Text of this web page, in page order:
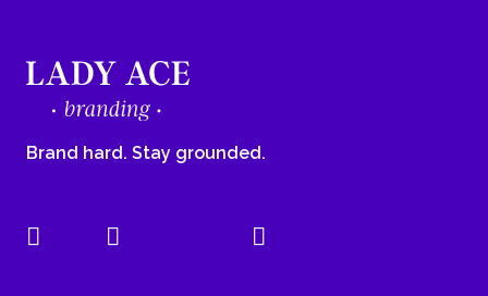
Brand hard. Stay grounded.